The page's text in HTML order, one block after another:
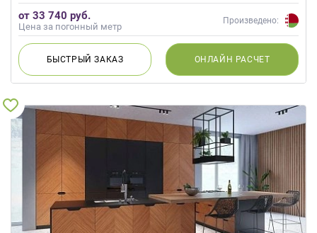
Кремовый, Коричневый,
Капучино
от 33 740 руб.
Цена за погонный метр
Произведено:
БЫСТРЫЙЗАКАЗ ОНЛАЙН РАСЧЕТ